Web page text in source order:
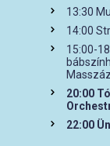
13:30
14:00
15:00-
20:00
22:00